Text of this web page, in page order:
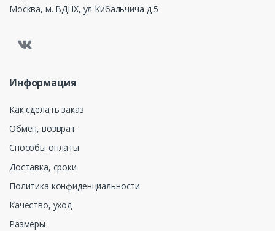
Москва, м. ВДНХ, ул Кибальчича д 5
Информация
Как сделать заказ
Обмен, возврат
Способы оплаты
Доставка, сроки
Политика конфиденциальности
Качество, уход
Размеры